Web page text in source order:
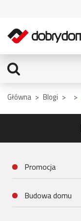
Główna > Blogi > >
Promocja
Budowa domu